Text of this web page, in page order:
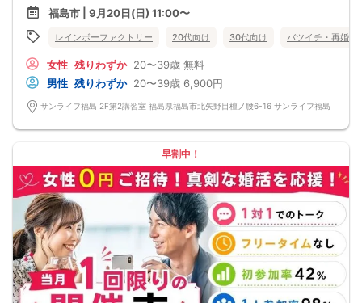
お一人で参加されることを考えたスタイルで、98％の方がお一人で参加されてい
ます。
真剣に婚活されている方だけを対象とした小規模な婚活イベントで、空いた時間
を利用してお気軽に婚活が可能です。
Q：服装は？
A：皆様カジュアルな服装でご参加されています。
Q：参加費の支払い方法は？
A：当日に受付にてお支払いいただきます。（参加費は現金払いのみです）
Q：持ち物は？
ルでお送りします。必ずレインボーファクトリーのメールアドレスを受信許可設
定してください。（お申し込み後、オミカレから届くメールにレインボーファク
トリーのメールアドレスが記載されています。）
・本人様確認について
受付にて公的な本人確認書類（免許証、保険証など）をご提示いただきますの
で、ご予約時は必ず本名をご入力ください。
・遅刻について
遅刻は他の参加者様のご迷惑となるため、厳禁です。お時間に余裕を持ってお越
しください。
・中止判断タイミング・中止連絡
最少催行人数に満たない場合など、ご予約状況により、開催を中止する場合がご
福島市 | 9月20日(日) 11:00〜
レインボーファクトリー 20代向け 30代向け バツイチ・再婚
女性 残りわずか 20〜39歳 無料
男性 残りわずか 20〜39歳 6,900円
サンライフ福島 2F第2講習室 福島県福島市北矢野目檀ノ腰6-16 サンライフ福島
早割中！